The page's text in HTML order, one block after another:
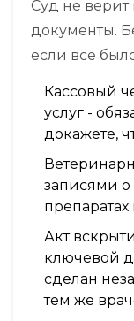
Суд не
документы.
если все
Кассовый
услуг -
докажете,
записями о
Акт
ключевой
сделан
тем же